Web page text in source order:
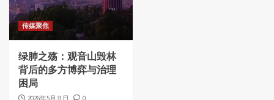
传媒聚焦
绿肺之殇：观音山毁林
背后的多方博弈与治理
困局
2026年5月31日 0